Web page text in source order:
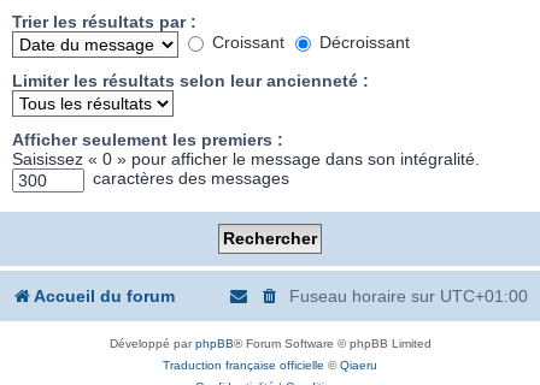
Trier les résultats par :
Croissant
Décroissant
Limiter les résultats selon leur ancienneté :
Afficher seulement les premiers :
Saisissez « 0 » pour afficher le message dans son intégralité.
caractères des messages
Accueil du forum Fuseau horaire sur UTC+01:00
Développé parphpBB® Forum Software © phpBB Limited
Traduction française officielle ©Qiaeru